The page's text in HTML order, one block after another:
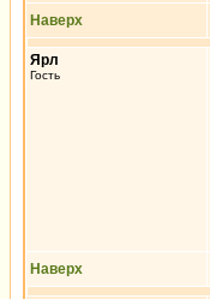
Наверх
Ярл
Гость
Наверх